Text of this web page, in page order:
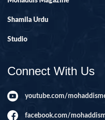
Shamila Urdu
Studio
Connect With Us
youtube.com/
facebook.com/